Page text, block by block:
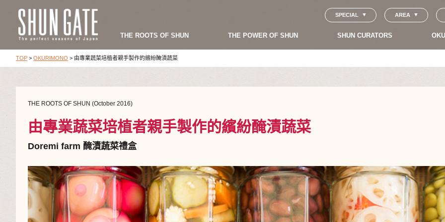
SPECIAL AREA
THE ROOTS OF SHUN THE POWER OF SHUN SHUN CURATORS
TOP > OKURIMONO > 由專業蔬菜培植者親手製作的繽紛醃漬蔬菜
THE ROOTS OF SHUN (October 2016)
由專業蔬菜培植者親手製作的繽紛醃漬蔬菜
Doremi farm 醃漬蔬菜禮盒